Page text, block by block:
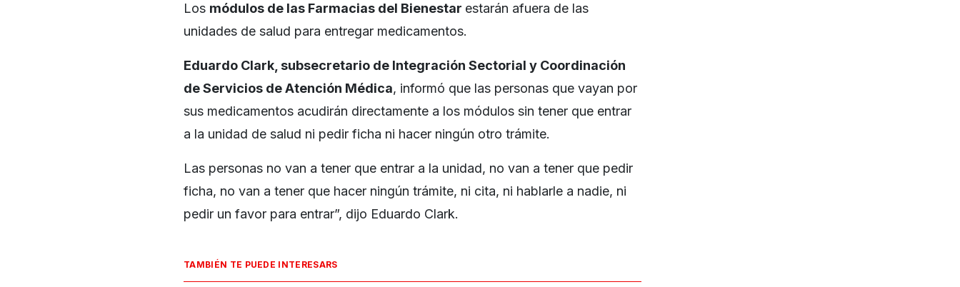
Los módulos de las Farmacias del Bienestar estarán afuera de las
unidades de salud para entregar medicamentos.
Eduardo Clark, subsecretario de Integración Sectorial y Coordinación
de Servicios de Atención Médica, informó que las personas que vayan por
sus medicamentos acudirán directamente a los módulos sin tener que entrar
a la unidad de salud ni pedir ficha ni hacer ningún otro trámite.
Las personas no van a tener que entrar a la unidad, no van a tener que pedir
ficha, no van a tener que hacer ningún trámite, ni cita, ni hablarle a nadie, ni
pedir un favor para entrar”, dijo Eduardo Clark.
TAMBIÉN TE PUEDE INTERESARS